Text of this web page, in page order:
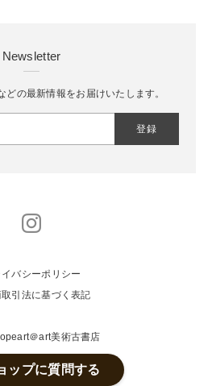
Newsletter
どの最新情報をお届けいたします。
登録
イバシーポリシー
引法に基づく表記
＠art美術古書店
ップに質問する